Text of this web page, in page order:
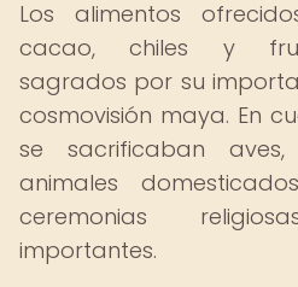
Los alimentos
cacao, chiles y
sagrados por su
cosmovisión maya. En
se sacrificaban
animales
ceremonias
importantes.